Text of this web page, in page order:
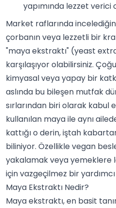
yapımında lezzet
Market raflarında
çorbanın veya lezzetli bir
"maya ekstraktı" (yeast
karşılaşıyor olabilirsiniz.
kimyasal veya yapay bir
aslında bu bileşen mutfak
sırlarından biri olarak kabul
kullanılan maya ile aynı
kattığı o derin, iştah
biliniyor. Özellikle vegan
yakalamak veya yemeklere
için vazgeçilmez bir
Maya Ekstraktı Nedir?
Maya ekstraktı, en basit